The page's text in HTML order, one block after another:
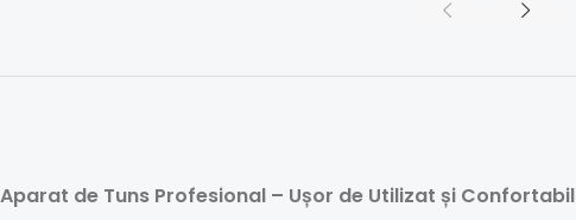
Aparat de Tuns Profesional – Ușor de Utilizat și Confortabil